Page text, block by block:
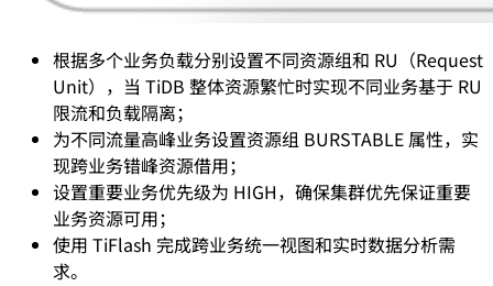
根据多个业务负载分别设置不同资源组和 RU（Request
Unit），当 TiDB 整体资源繁忙时实现不同业务基于 RU
限流和负载隔离；
为不同流量高峰业务设置资源组 BURSTABLE 属性，实
现跨业务错峰资源借用；
设置重要业务优先级为 HIGH，确保集群优先保证重要
业务资源可用；
使用 TiFlash 完成跨业务统一视图和实时数据分析需
求。